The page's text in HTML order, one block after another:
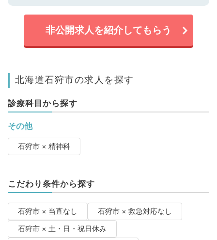
非公開求人を紹介してもらう
北海道石狩市の求人を探す
診療科目から探す
その他
石狩市 × 精神科
こだわり条件から探す
石狩市 × 当直なし
石狩市 × 救急対応なし
石狩市 × 土・日・祝日休み